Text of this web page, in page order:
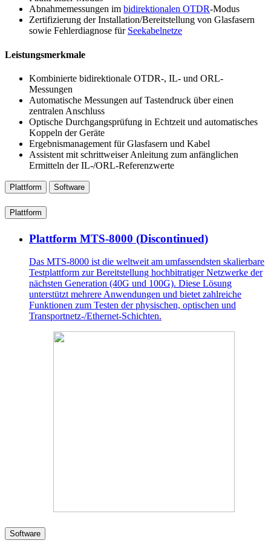
Abnahmemessungen im bidirektionalen OTDR-Modus
Zertifizierung der Installation/Bereitstellung von Glasfasern
sowie Fehlerdiagnose für Seekabelnetze
Leistungsmerkmale
Kombinierte bidirektionale OTDR-, IL- und ORL-
Messungen
Automatische Messungen auf Tastendruck über einen
zentralen Anschluss
Optische Durchgangsprüfung in Echtzeit und automatisches
Koppeln der Geräte
Ergebnismanagement für Glasfasern und Kabel
Assistent mit schrittweiser Anleitung zum anfänglichen
Ermitteln der IL-/ORL-Referenzwerte
Plattform Software
Plattform
Plattform MTS-8000 (Discontinued)
Das MTS-8000 ist die weltweit am umfassendsten skalierbare
Testplattform zur Bereitstellung hochbitratiger Netzwerke der
nächsten Generation (40G und 100G). Diese Lösung
unterstützt mehrere Anwendungen und bietet zahlreiche
Funktionen zum Testen der physischen, optischen und
Transportnetz-/Ethernet-Schichten.
Software